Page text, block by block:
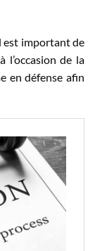
est important de
l’occasion de la
en défense afin